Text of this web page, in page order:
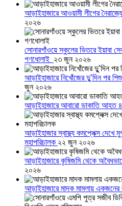
আড়াইহাজারে আওয়ামী লীগের
২০২৬
সোনারগাঁওয়ে স্কুলের ভিতরে ইয়াবা
গণধোলাই ২৩ জুন ২০২৬
আড়াইহাজারে নিখোঁজের দুু’দিন পর
জুন ২০২৬
আড়াইহাজারে আবারো ডাকাতি আহত
আড়াইহাজার স্বাস্থ্য কমপ্লেক্স দেখে
মহাপরিচালক ২২ জুন ২০২৬
আড়াইহাজারে কৃষিজমি থেকে
২০২৬
আড়াইহাজারে মাদক মামলায় একজনের